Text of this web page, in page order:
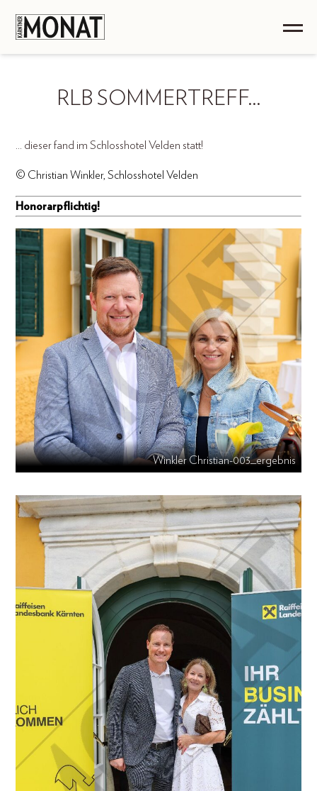
RLB SOMMERTREFF…
... dieser fand im Schlosshotel Velden statt!
© Christian Winkler, Schlosshotel Velden
Honorarpflichtig!
Winkler Christian-003_ergebnis